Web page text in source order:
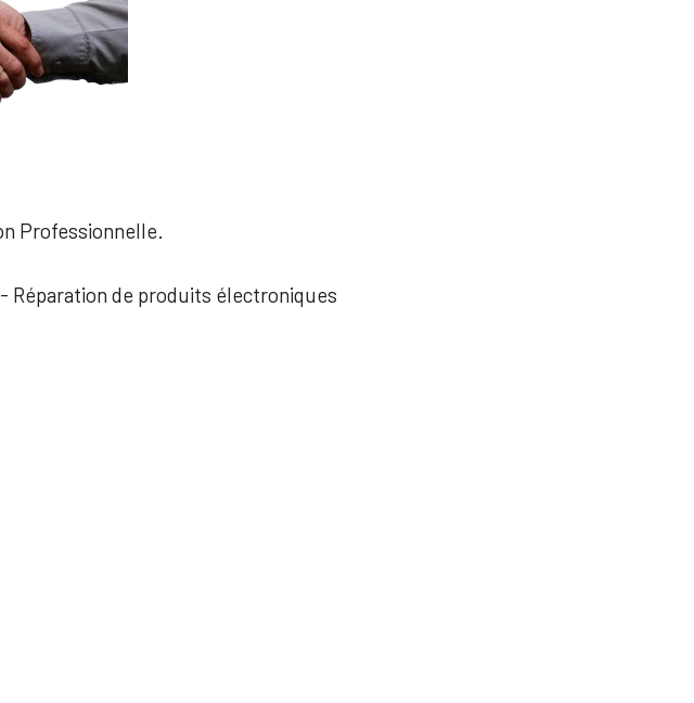
Professionnelle.
Réparation de produits électroniques